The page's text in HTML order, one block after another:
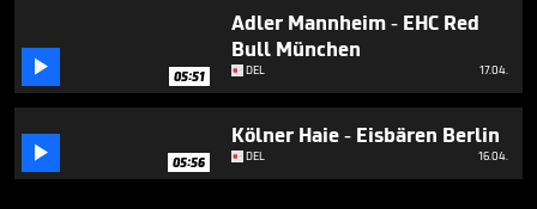
 05:51
Adler Mannheim - EHC Red
Bull München
DEL 17.04.
 05:56
Kölner Haie - Eisbären Berlin
DEL 16.04.